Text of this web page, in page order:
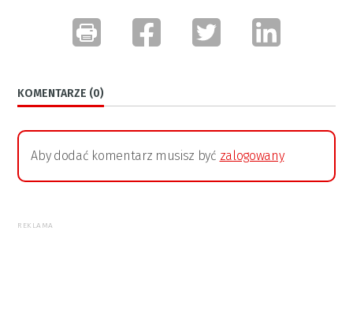
KOMENTARZE (0)
Aby dodać komentarz musisz być zalogowany
REKLAMA